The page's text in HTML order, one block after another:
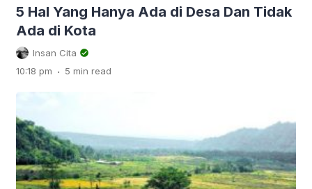
5 Hal Yang Hanya Ada di Desa Dan Tidak
Ada di Kota
Insan Cita
10:18 pm . 5 min read